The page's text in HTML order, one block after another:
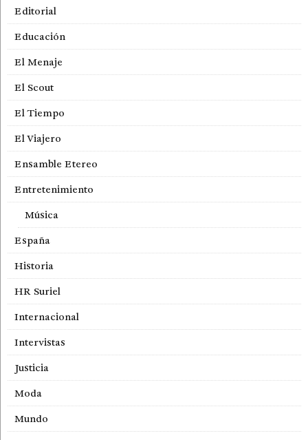
Editorial
Educación
El Menaje
El Scout
El Tiempo
El Viajero
Ensamble Etereo
Entretenimiento
Música
España
Historia
HR Suriel
Internacional
Intervistas
Justicia
Moda
Mundo